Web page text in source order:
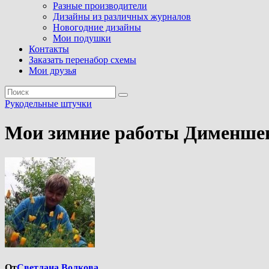
Разные производители
Дизайны из различных журналов
Новогодние дизайны
Мои подушки
Контакты
Заказать перенабор схемы
Мои друзья
Рукодельные штучки
Мои зимние работы